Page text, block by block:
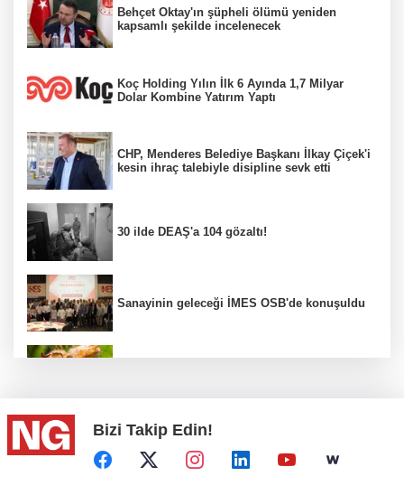
Behçet Oktay'ın şüpheli ölümü yeniden
kapsamlı şekilde incelenecek
Koç Holding Yılın İlk 6 Ayında 1,7 Milyar
Dolar Kombine Yatırım Yaptı
CHP, Menderes Belediye Başkanı İlkay Çiçek'i
kesin ihraç talebiyle disipline sevk etti
30 ilde DEAŞ'a 104 gözaltı!
Sanayinin geleceği İMES OSB'de konuşuldu
Türkiye, Suudi Arabistan ve Pakistan ortak
savunma anlaşması...
Bizi Takip Edin!